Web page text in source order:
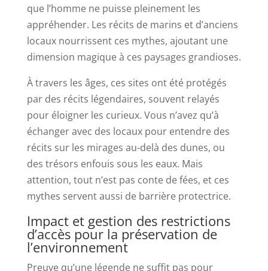
que l’homme ne puisse pleinement les
appréhender. Les récits de marins et d’anciens
locaux nourrissent ces mythes, ajoutant une
dimension magique à ces paysages grandioses.
À travers les âges, ces sites ont été protégés
par des récits légendaires, souvent relayés
pour éloigner les curieux. Vous n’avez qu’à
échanger avec des locaux pour entendre des
récits sur les mirages au-delà des dunes, ou
des trésors enfouis sous les eaux. Mais
attention, tout n’est pas conte de fées, et ces
mythes servent aussi de barrière protectrice.
Impact et gestion des restrictions
d’accès pour la préservation de
l’environnement
Preuve qu’une légende ne suffit pas pour